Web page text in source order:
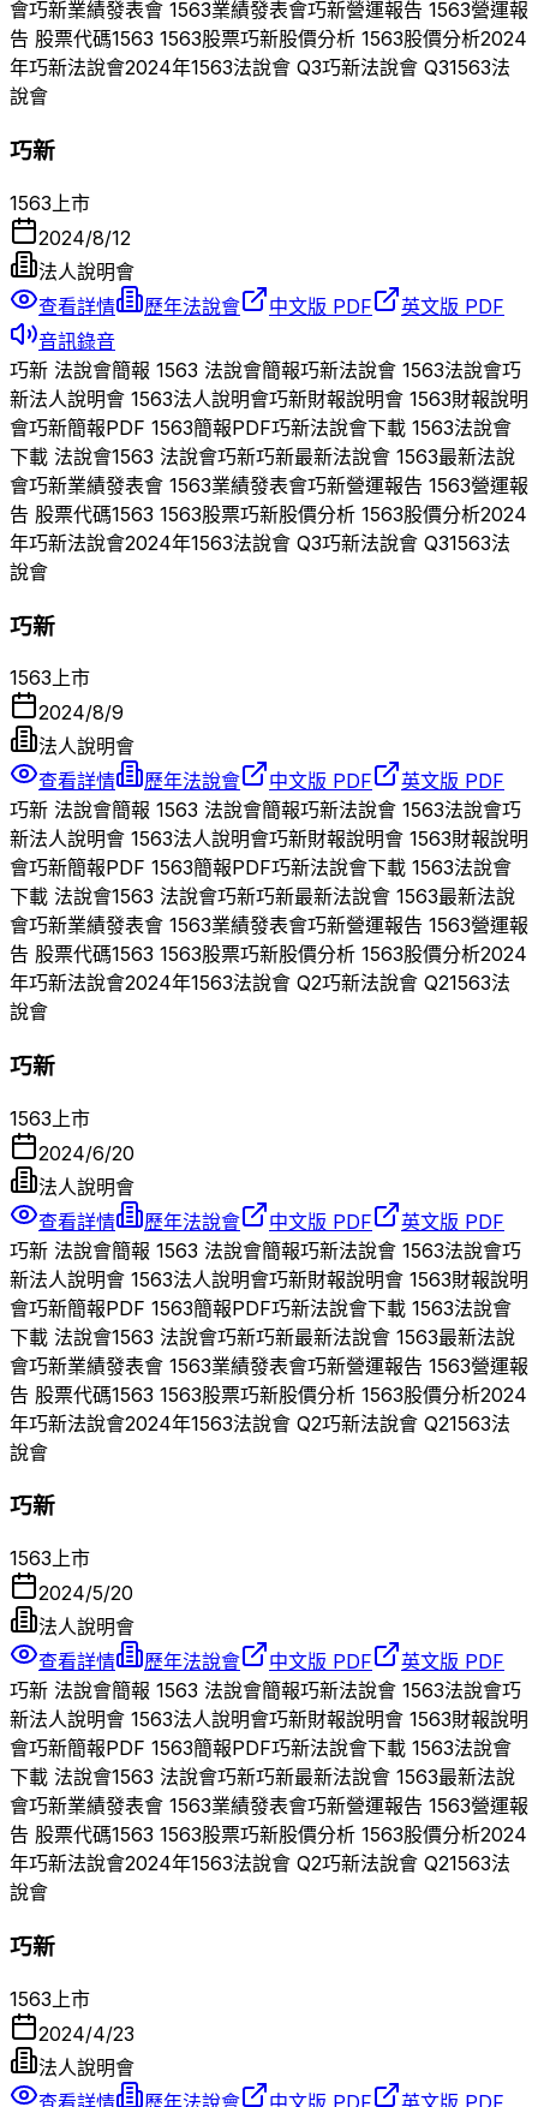
會巧新業績發表會 1563業績發表會巧新營運報告 1563營運報
告 股票代碼1563 1563股票巧新股價分析 1563股價分析2024
年巧新法說會2024年1563法說會 Q3巧新法說會 Q31563法
說會
巧新
1563 上市
2024/8/12
法人說明會
查看詳情
歷年法說會 中文版 PDF
英文版 PDF
音訊錄音
巧新 法說會簡報 1563 法說會簡報巧新法說會 1563法說會巧
新法人說明會 1563法人說明會巧新財報說明會 1563財報說明
會巧新簡報PDF 1563簡報PDF巧新法說會下載 1563法說會
下載 法說會1563 法說會巧新巧新最新法說會 1563最新法說
會巧新業績發表會 1563業績發表會巧新營運報告 1563營運報
告 股票代碼1563 1563股票巧新股價分析 1563股價分析2024
年巧新法說會2024年1563法說會 Q3巧新法說會 Q31563法
說會
巧新
1563上市
2024/8/9
法人說明會
查看詳情
歷年法說會 中文版 PDF
英文版 PDF
巧新 法說會簡報 1563 法說會簡報巧新法說會 1563法說會巧
新法人說明會 1563法人說明會巧新財報說明會 1563財報說明
會巧新簡報PDF 1563簡報PDF巧新法說會下載 1563法說會
下載 法說會1563 法說會巧新巧新最新法說會 1563最新法說
會巧新業績發表會 1563業績發表會巧新營運報告 1563營運報
告 股票代碼1563 1563股票巧新股價分析 1563股價分析2024
年巧新法說會2024年1563法說會 Q2巧新法說會 Q21563法
說會
巧新
1563 上市
2024/6/20
法人說明會
查看詳情
歷年法說會 中文版 PDF
英文版 PDF
巧新 法說會簡報 1563 法說會簡報巧新法說會 1563法說會巧
新法人說明會 1563法人說明會巧新財報說明會 1563財報說明
會巧新簡報PDF 1563簡報PDF巧新法說會下載 1563法說會
下載 法說會1563 法說會巧新巧新最新法說會 1563最新法說
會巧新業績發表會 1563業績發表會巧新營運報告 1563營運報
告 股票代碼1563 1563股票巧新股價分析 1563股價分析2024
年巧新法說會2024年1563法說會 Q2巧新法說會 Q21563法
說會
巧新
1563上市
2024/5/20
法人說明會
查看詳情
歷年法說會 中文版 PDF
英文版 PDF
巧新 法說會簡報 1563 法說會簡報巧新法說會 1563法說會巧
新法人說明會 1563法人說明會巧新財報說明會 1563財報說明
會巧新簡報PDF 1563簡報PDF巧新法說會下載 1563法說會
下載 法說會1563 法說會巧新巧新最新法說會 1563最新法說
會巧新業績發表會 1563業績發表會巧新營運報告 1563營運報
告 股票代碼1563 1563股票巧新股價分析 1563股價分析2024
年巧新法說會2024年1563法說會 Q2巧新法說會 Q21563法
說會
巧新
1563 上市
2024/4/23
法人說明會
查看詳情
歷年法說會 中文版 PDF 英文版 PDF